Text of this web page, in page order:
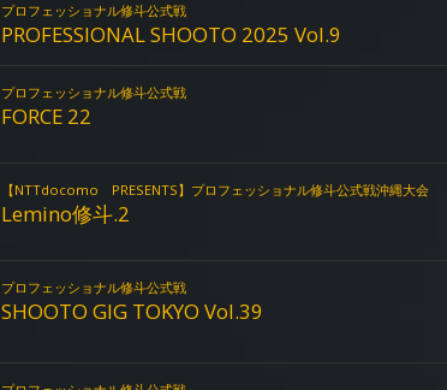
プロフェッショナル修斗公式戦
PROFESSIONAL SHOOTO 2025 Vol.9
プロフェッショナル修斗公式戦
FORCE 22
【NTTdocomo PRESENTS】プロフェッショナル修斗公式戦沖縄大会
Lemino修斗.2
プロフェッショナル修斗公式戦
SHOOTO GIG TOKYO Vol.39